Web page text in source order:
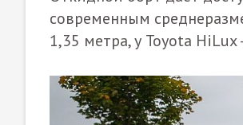
современным
1,35 метра, у Toyota HiLux